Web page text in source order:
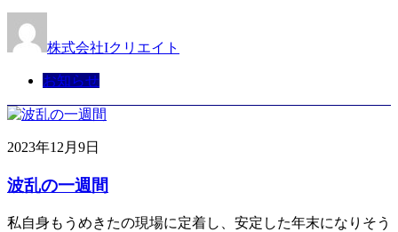
株式会社Iクリエイト
お知らせ
2023年12月9日
波乱の一週間
私自身もうめきたの現場に定着し、安定した年末になりそう